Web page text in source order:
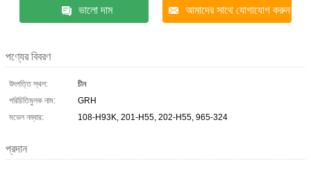
ভালো দাম আমাদের সাথে যোগাযোগ করুন
পণ্যের বিবরণ
উৎপত্তি স্থল:
চীন
পরিচিতিমুলক নাম:
GRH
মডেল নম্বার:
108-H93K, 201-H55, 202-H55, 965-324
প্রদান